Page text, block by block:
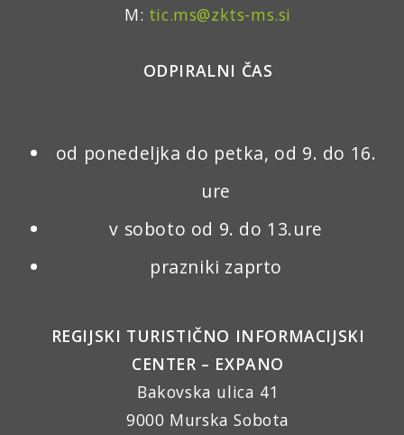
M: tic.ms@zkts-ms.si
ODPIRALNI ČAS
od ponedeljka do petka, od 9. do 16.
ure
v soboto od 9. do 13.ure
prazniki zaprto
REGIJSKI TURISTIČNO INFORMACIJSKI
CENTER – EXPANO
Bakovska ulica 41
9000 Murska Sobota